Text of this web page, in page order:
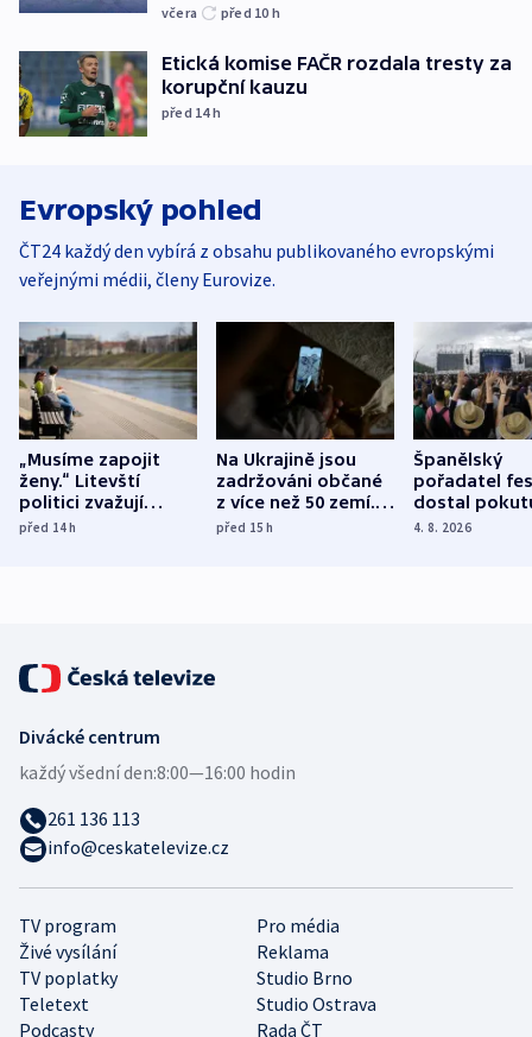
včera před 10 h
Etická komise FAČR rozdala tresty za
korupční kauzu
před 14h
Evropský pohled
ČT24 každý den vybírá z obsahu publikovaného evropskými
veřejnými médii, členy Eurovize.
„Musíme zapojit
ženy.“ Litevští
politici zvažují
dohodu o
před 14h
Na Ukrajině jsou
zadržováni občané
z více než 50 zemí.
Bojovali na straně
před 15h
Španělský
pořadatel
dostal
nekalé
4. 8. 2026
TV program
Pro média
Živé vysílání
Reklama
TV poplatky
Studio Brno
Teletext
Studio Ostrava
Podcasty
Rada ČT
Divácké centrum
každý všední den:8:00—16:00 hodin
261 136 113
info@ceskatelevize.cz